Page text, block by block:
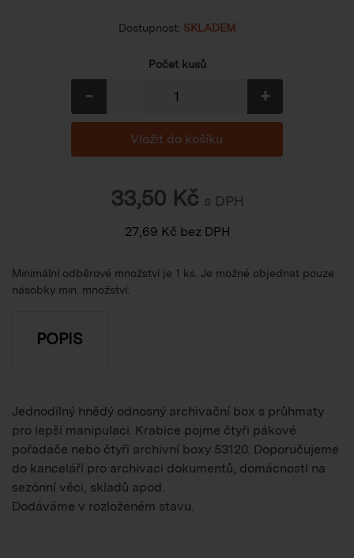
Dostupnost: SKLADEM
Počet kusů
- +
33,50Kč s DPH
27,69 Kč bez DPH
Minimální odběrové množství je 1 ks. Je možné objednat pouze
násobky min. množství.
POPIS
Jednodílný hnědý odnosný archivační box s průhmaty
pro lepší manipulaci. Krabice pojme čtyři pákové
pořadače nebo čtyři archivní boxy 53120. Doporučujeme
do kanceláří pro archivaci dokumentů, domácností na
sezónní věci, skladů apod.
Dodáváme v rozloženém stavu.